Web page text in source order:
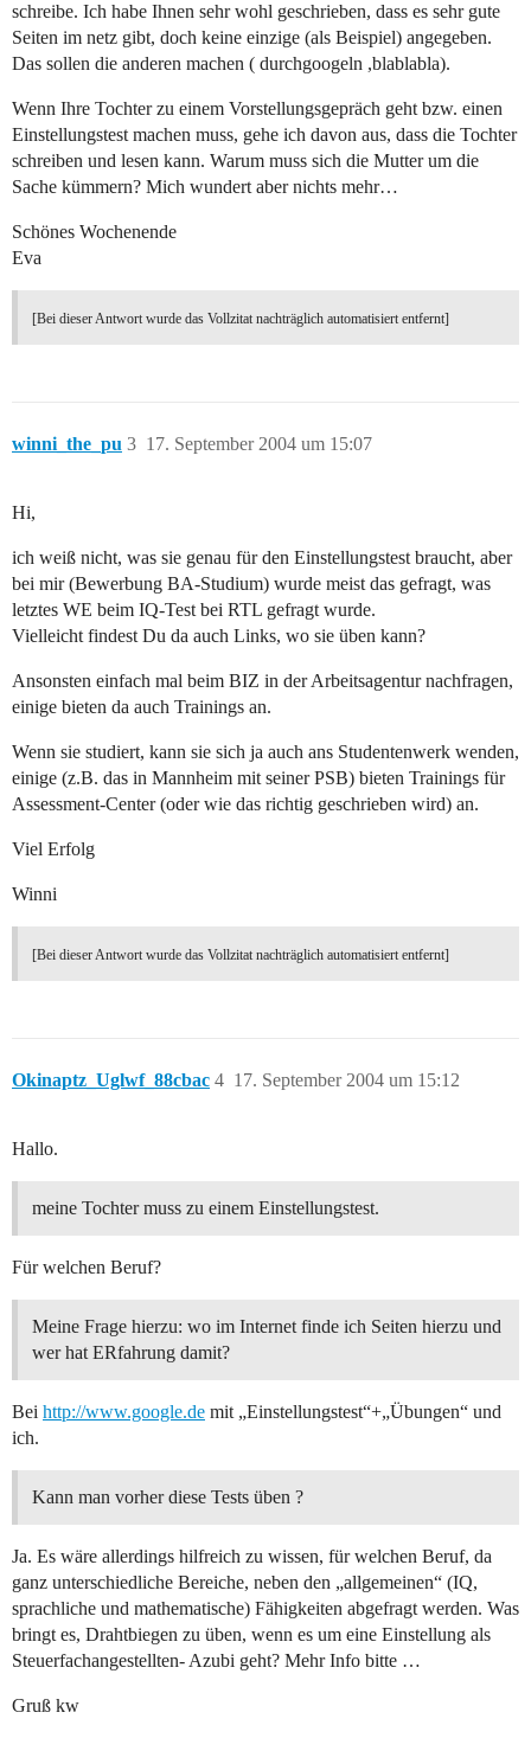
schreibe. Ich habe Ihnen sehr wohl geschrieben, dass es sehr gute
Seiten im netz gibt, doch keine einzige (als Beispiel) angegeben.
Das sollen die anderen machen ( durchgoogeln ,blablabla).
Wenn Ihre Tochter zu einem Vorstellungsgepräch geht bzw. einen
Einstellungstest machen muss, gehe ich davon aus, dass die Tochter
schreiben und lesen kann. Warum muss sich die Mutter um die
Sache kümmern? Mich wundert aber nichts mehr…
Schönes Wochenende
Eva
[Bei dieser Antwort wurde das Vollzitat nachträglich automatisiert entfernt]
winni_the_pu 17. September 2004 um 15:07
3
Hi,
ich weiß nicht, was sie genau für den Einstellungstest braucht, aber
bei mir (Bewerbung BA-Studium) wurde meist das gefragt, was
letztes WE beim IQ-Test bei RTL gefragt wurde.
Vielleicht findest Du da auch Links, wo sie üben kann?
Ansonsten einfach mal beim BIZ in der Arbeitsagentur nachfragen,
einige bieten da auch Trainings an.
Wenn sie studiert, kann sie sich ja auch ans Studentenwerk wenden,
einige (z.B. das in Mannheim mit seiner PSB) bieten Trainings für
Assessment-Center (oder wie das richtig geschrieben wird) an.
Viel Erfolg
Winni
[Bei dieser Antwort wurde das Vollzitat nachträglich automatisiert entfernt]
Okinaptz_Uglwf_88cbac 17. September 2004 um 15:12
4
Hallo.
meine Tochter muss zu einem Einstellungstest.
Für welchen Beruf?
Meine Frage hierzu: wo im Internet finde ich Seiten hierzu und
wer hat ERfahrung damit?
Bei http://www.google.de mit „Einstellungstest“+„Übungen“ und
ich.
Kann man vorher diese Tests üben ?
Ja. Es wäre allerdings hilfreich zu wissen, für welchen Beruf, da
ganz unterschiedliche Bereiche, neben den „allgemeinen“ (IQ,
sprachliche und mathematische) Fähigkeiten abgefragt werden. Was
bringt es, Drahtbiegen zu üben, wenn es um eine Einstellung als
Steuerfachangestellten- Azubi geht? Mehr Info bitte …
Gruß kw